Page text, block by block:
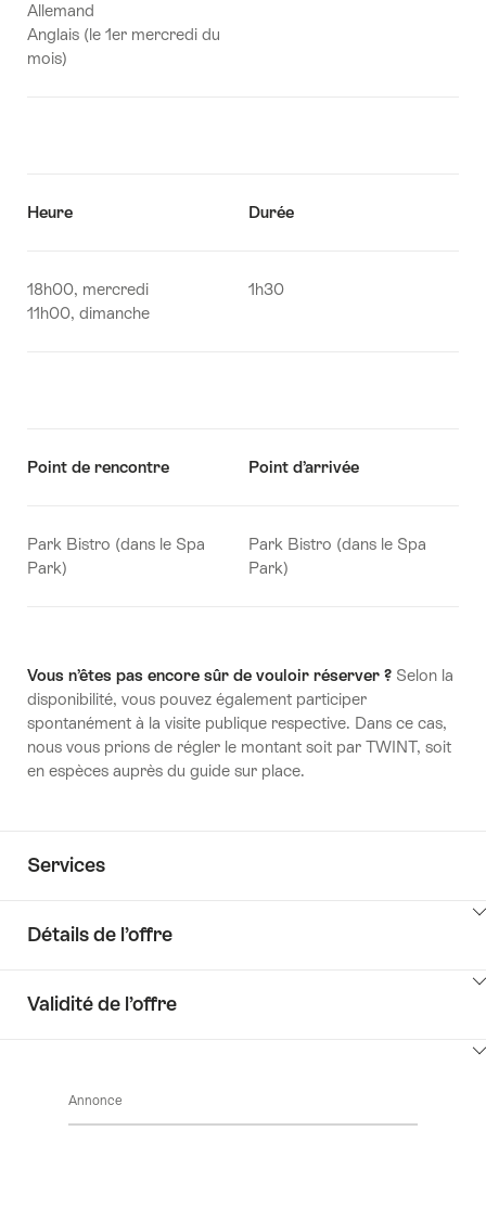
Allemand
Anglais (le 1er mercredi du
mois)
Heure Durée
18h00, mercredi
11h00, dimanche
1h30
Point de rencontre Point d’arrivée
Park Bistro (dans le Spa
Park)
Park Bistro (dans le Spa
Park)
Vous n’êtes pas encore sûr de vouloir réserver ? Selon la
disponibilité, vous pouvez également participer
spontanément à la visite publique respective. Dans ce cas,
nous vous prions de régler le montant soit par TWINT, soit
en espèces auprès du guide sur place.
Services
Détails de l’offre
Cliquez
ici
contenus
Validité de l’offre
Annonce